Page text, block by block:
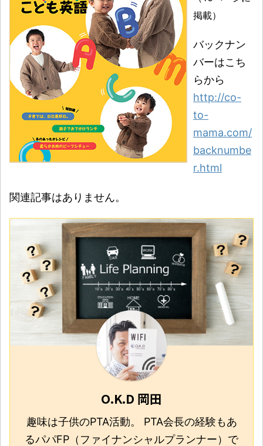
掲載）
バックナン
バーはこち
らから
http://co-
to-
mama.com/
backnumbe
r.html
関連記事はありません。
O.K.D 岡田
趣味は子供のPTA活動。 PTA会長の経験もあ
るパパFP（ファイナンシャルプランナー）で